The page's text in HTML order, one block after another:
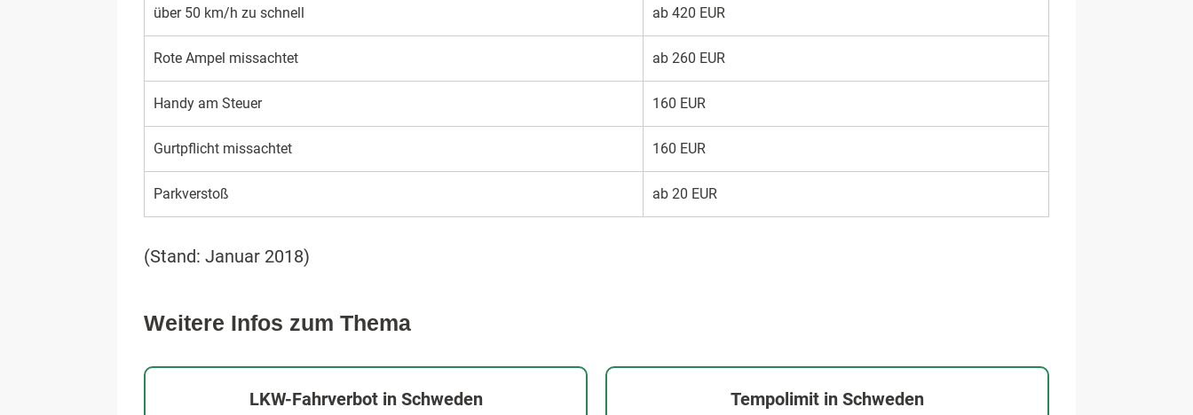
über 50 km/h zu schnell ab 420 EUR
Rote Ampel missachtet ab 260 EUR
Handy am Steuer 160 EUR
Gurtpflicht missachtet 160 EUR
Parkverstoß ab 20 EUR
(Stand: Januar 2018)
Weitere Infos zum Thema
LKW-Fahrverbot in Schweden Tempolimit in Schweden